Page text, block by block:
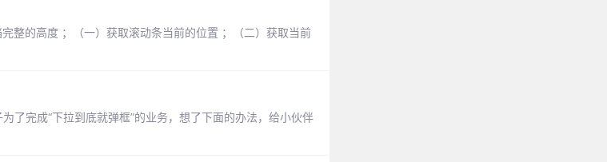
的高度 ；（一）获取滚动条当前的位置 ；（二）获取当前
了完成“下拉到底就弹框”的业务，想了下面的办法，给小伙伴